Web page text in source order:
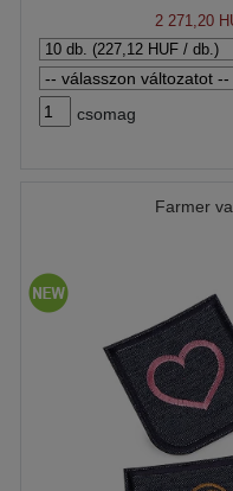
2 271,20
csomag
Farmer